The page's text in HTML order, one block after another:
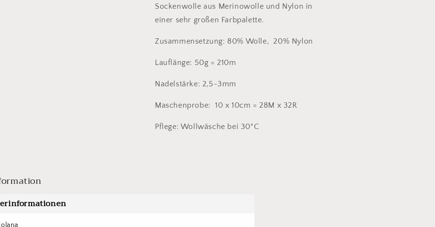
Sockenwolle aus Merinowolle und Nylon in
einer sehr großen Farbpalette.
Zusammensetzung: 80% Wolle, 20% Nylon
Lauflänge: 50g = 210m
Nadelstärke: 2,5-3mm
Maschenprobe: 10 x 10cm = 28M x 32R
Pflege: Wollwäsche bei 30°C